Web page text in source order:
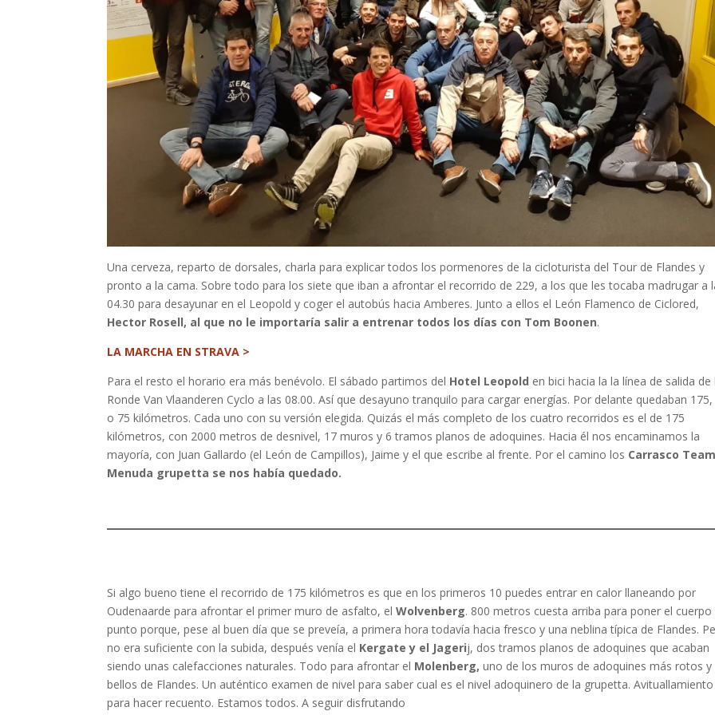
Una cerveza, reparto de dorsales, charla para explicar todos los pormenores de la cicloturista del Tour de Flandes y
pronto a la cama. Sobre todo para los siete que iban a afrontar el recorrido de 229, a los que les tocaba madrugar a
04.30 para desayunar en el Leopold y coger el autobús hacia Amberes. Junto a ellos el León Flamenco de Ciclored,
Hector Rosell, al que no le importaría salir a entrenar todos los días con Tom Boonen.
LA MARCHA EN STRAVA >
Para el resto el horario era más benévolo. El sábado partimos del Hotel Leopold en bici hacia la la línea de salida de
Ronde Van Vlaanderen Cyclo a las 08.00. Así que desayuno tranquilo para cargar energías. Por delante quedaban
o 75 kilómetros. Cada uno con su versión elegida. Quizás el más completo de los cuatro recorridos es el de 175
kilómetros, con 2000 metros de desnivel, 17 muros y 6 tramos planos de adoquines. Hacia él nos encaminamos la
mayoría, con Juan Gallardo (el León de Campillos), Jaime y el que escribe al frente. Por el camino los Carrasco
Menuda grupetta se nos había quedado.
Si algo bueno tiene el recorrido de 175 kilómetros es que en los primeros 10 puedes entrar en calor llaneando por
Oudenaarde para afrontar el primer muro de asfalto, elWolvenberg. 800 metros cuesta arriba para poner el cuerpo
punto porque, pese al buen día que se preveía, a primera hora todavía hacia fresco y una neblina típica de Flandes.
no era suficiente con la subida, después venía el Kergate y el Jagerij, dos tramos planos de adoquines que acaban
siendo unas calefacciones naturales. Todo para afrontar el Molenberg, uno de los muros de adoquines más rotos y
bellos de Flandes. Un auténtico examen de nivel para saber cual es el nivel adoquinero de la grupetta. Avituallamiento
para hacer recuento. Estamos todos. A seguir disfrutando